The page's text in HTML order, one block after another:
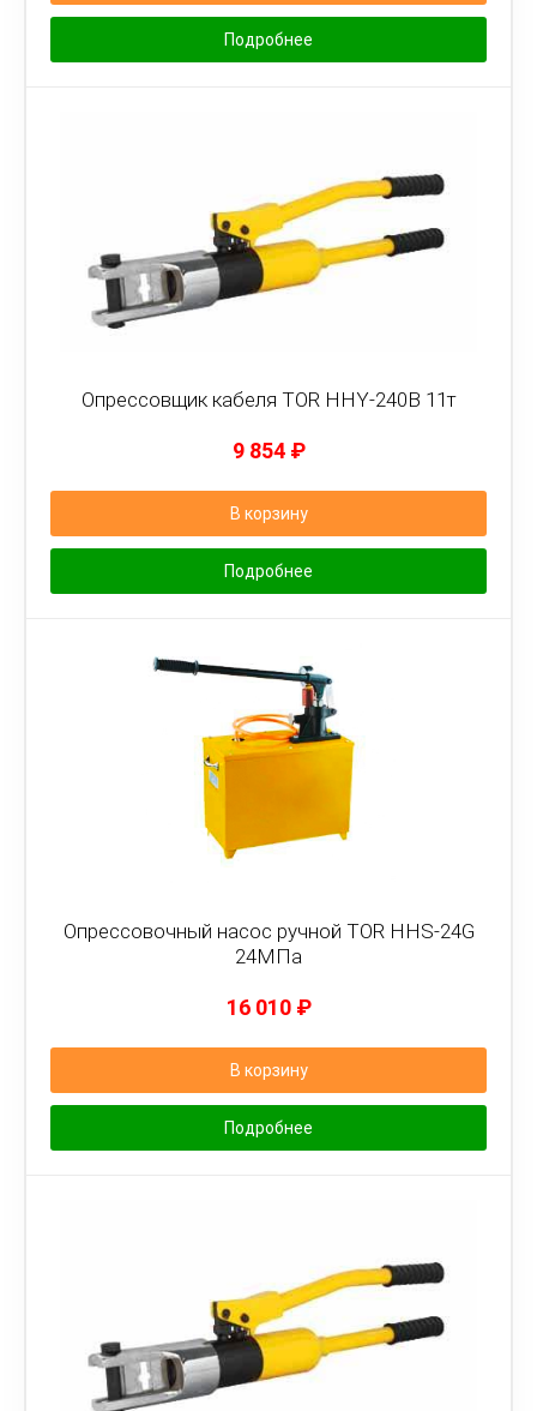
Подробнее
Опрессовщик кабеля TOR HHY-240B 11т
9 854 ₽
В корзину
Подробнее
Опрессовочный насос ручной TOR HHS-24G
24МПа
16 010 ₽
В корзину
Подробнее